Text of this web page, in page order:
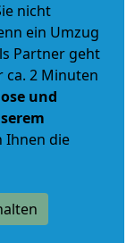
nicht
ein Umzug
Partner geht
ca. 2 Minuten
und
Ihnen die